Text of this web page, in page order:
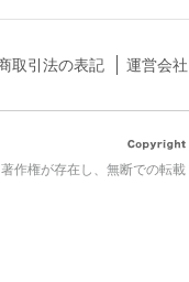
取引法の表記 運営会社
作権が存在し、無断での転